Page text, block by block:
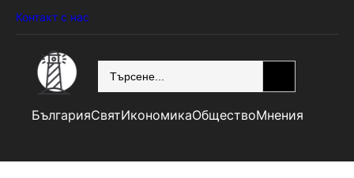
Контакт с нас
БългарияСвятИкономикаОбществоМнения